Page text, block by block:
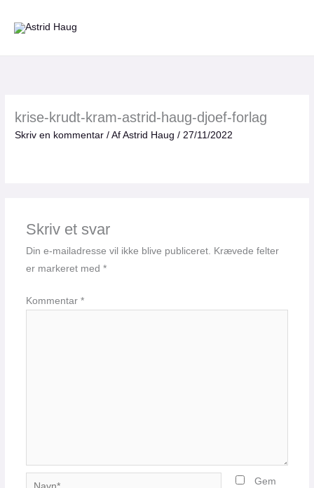
krise-krudt-kram-astrid-haug-djoef-forlag
Skriv en kommentar / AfAstrid Haug/27/11/2022
Skriv et svar
Din e-mailadresse vil ikke blive publiceret. Krævede felter
er markeret med *
Kommentar *
Navn*
Gem